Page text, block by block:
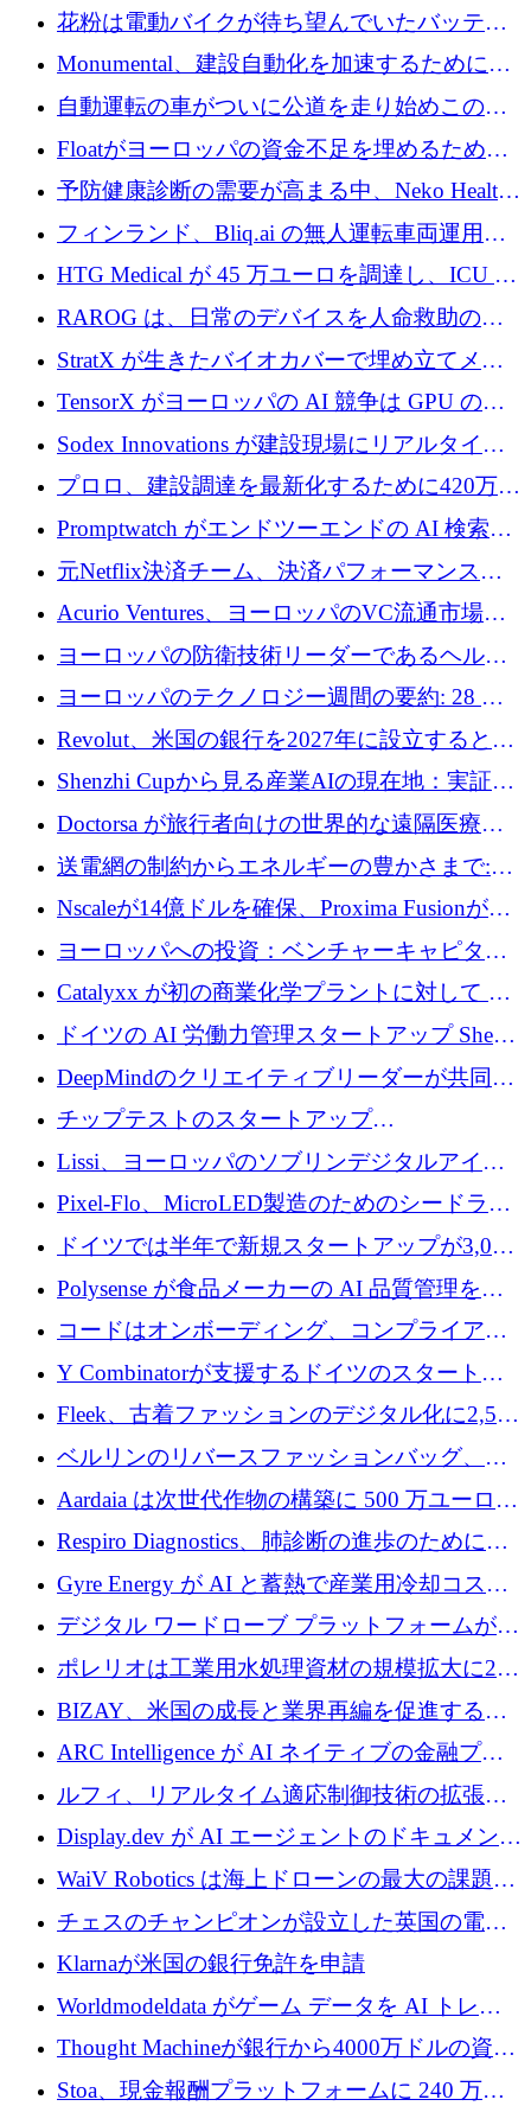
対処するために 290 万ポンドを調達
花粉は電動バイクが待ち望んでいたバッテリ
ー交換ネットワークを構築している
Monumental、建設自動化を加速するためにシ
リーズ B で 3,200 万ドルを確保
自動運転の車がついに公道を走り始めこの国
が世界をリードしようとしている
Floatがヨーロッパの資金不足を埋めるために
シリーズAで450万ユーロを調達
予防健康診断の需要が高まる中、Neko Health
が 7 億ドルを調達
フィンランド、Bliq.ai の無人運転車両運用を
認可
HTG Medical が 45 万ユーロを調達し、ICU の
尿モニタリングを自動化するための MDR 認
証を獲得
RAROG は、日常のデバイスを人命救助の救
助ビーコンに変えるために 16 万 2,000 ユーロ
StratX が生きたバイオカバーで埋め立てメタ
ン対策に 119 万ドルを調達
TensorX がヨーロッパの AI 競争は GPU の所
有者によって決まると考える理由
Sodex Innovations が建設現場にリアルタイム
のインテリジェンスをもたらすために 400 万
ユーロを確保
プロロ、建設調達を最新化するために420万ポ
ンドを調達
Promptwatch がエンドツーエンドの AI 検索最
適化プラットフォームを拡張するために 600
万ユーロを調達
元Netflix決済チーム、決済パフォーマンスプ
ラットフォームNopanのためにこれまでに720
万ユーロを調達
Acurio Ventures、ヨーロッパのVC流通市場の
流動性を解放するために1億1,500万ユーロの
ファンドを立ち上げる
ヨーロッパの防衛技術リーダーであるヘルシ
ングは、180億ドルの評価額で18億ドルのシリ
ヨーロッパのテクノロジー週間の要約: 28 億
ユーロを超える 70 以上のテクノロジー資金調
Revolut、米国の銀行を2027年に設立すると米
国の社長が語る
Shenzhi Cupから見る産業AIの現在地：実証と
産業実装への道筋
Doctorsa が旅行者向けの世界的な遠隔医療プ
ラットフォームを拡大するために 100 万ユー
ロを調達
送電網の制約からエネルギーの豊かさまで:
Envision の Gobi X がヨーロッパの AI の未来
にどのように貢献できるか
Nscaleが14億ドルを確保、Proxima Fusionが4
億1,100万ユーロを獲得、Invest EuropeはVCの
ヨーロッパへの投資：ベンチャーキャピタル
が過去2番目に高い水準に到達
Catalyxx が初の商業化学プラントに対して EU
から 2,000 万ユーロ以上の支援を獲得
ドイツの AI 労働力管理スタートアップ Sherpa
がプレシードで 220 万ドルを調達
DeepMindのクリエイティブリーダーが共同設
立したAIライティングのスタートアップが
1,300万ドルのシード投資を調達
チップテストのスタートアップ
QuantumDiamondsが株式資金で1,500万ユーロ
を調達
Lissi、ヨーロッパのソブリンデジタルアイデ
ンティティの未来を推進するために350万ユー
ロを調達
Pixel-Flo、MicroLED製造のためのシードラウ
ンドで525万ポンドを獲得
ドイツでは半年で新規スタートアップが3,000
社という記録を目の当たりにし、涙を流すハ
ンブルク
Polysense が食品メーカーの AI 品質管理を拡
張するために 1,070 万ドルを調達
コードはオンボーディング、コンプライアン
ス、支払いを統合するために 640 万ポンドを
Y Combinatorが支援するドイツのスタートア
ップFintoが340万ドルを調達、シリコンバレ
ーではなくミュンヘンを選んだと語る
Fleek、古着ファッションのデジタル化に2,500
万ドルを確保
ベルリンのリバースファッションバッグ、繊
維仕分け規模拡大に7桁の資金調達
Aardaia は次世代作物の構築に 500 万ユーロを
寄付
Respiro Diagnostics、肺診断の進歩のために
100 万ポンドを確保
Gyre Energy が AI と蓄熱で産業用冷却コスト
を削減するために 130 万ドルを調達
デジタル ワードローブ プラットフォームが
1,000 万人のユーザーに到達し、Whering が
700 万ドルを獲得
ポレリオは工業用水処理資材の規模拡大に240
万ユーロを確保
BIZAY、米国の成長と業界再編を促進するた
めに5,500万ドルを確保
ARC Intelligence が AI ネイティブの金融プラ
ットフォームを拡大するために 400 万ユーロ
ルフィ、リアルタイム適応制御技術の拡張に
810万ポンドを確保
Display.dev が AI エージェントのドキュメント
コラボレーションを強化するために 47 万ユー
WaiV Robotics は海上ドローンの最大の課題の
1 つをどのように解決しているか
チェスのチャンピオンが設立した英国の電池
材料スタートアップ TaiSan が 465 万ポンドを
Klarnaが米国の銀行免許を申請
Worldmodeldata がゲーム データを AI トレー
ニングに変えるために 700 万ポンドを獲得
Thought Machineが銀行から4000万ドルの資金
調達、年間収益1億ドルを突破
Stoa、現金報酬プラットフォームに 240 万ド